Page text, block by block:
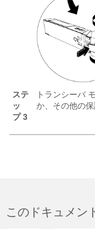
ステ
ッ
プ 3
トランシーバ
か、その他の保
このドキュメン